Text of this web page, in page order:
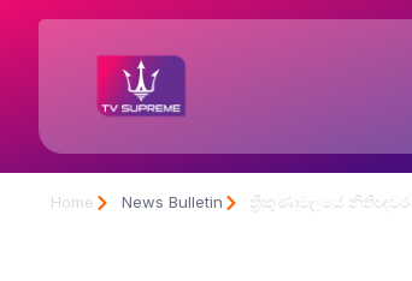
Home News Bulletin ත්‍රිකුණාමලයේ